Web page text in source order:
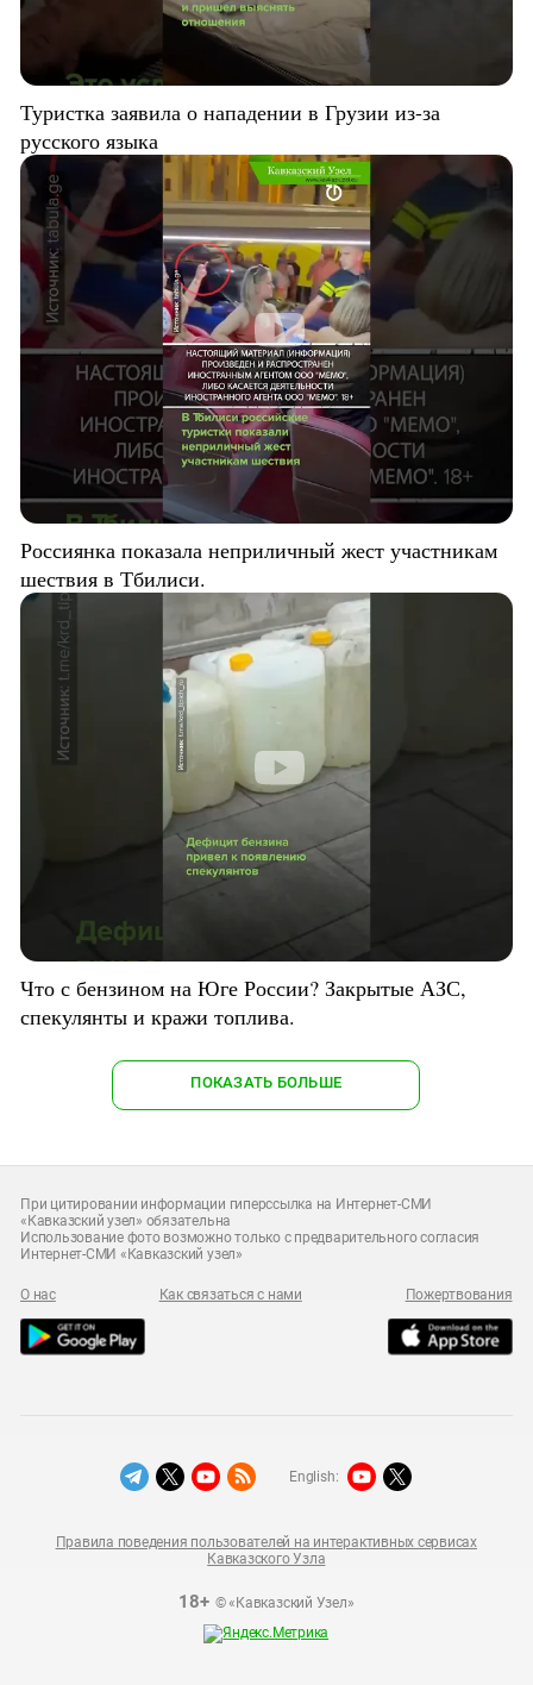
Туристка заявила о нападении в Грузии из-за
русского языка
Россиянка показала неприличный жест участникам
шествия в Тбилиси.
Что с бензином на Юге России? Закрытые АЗС,
спекулянты и кражи топлива.
ПОКАЗАТЬ БОЛЬШЕ
При цитировании информации гиперссылка на Интернет-СМИ
«Кавказский узел» обязательна
Использование фото возможно только с предварительного согласия
Интернет-СМИ «Кавказский узел»
О нас Как связаться с нами Пожертвования
18+© «Кавказский Узел»
Правила поведения пользователей на интерактивных сервисах
Кавказского Узла
English: